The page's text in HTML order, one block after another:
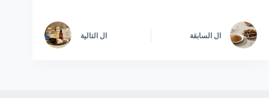
ال السابقة ال التالية